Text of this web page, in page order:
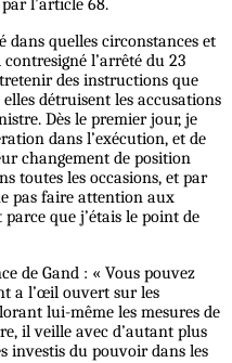
l’article 68.
dans quelles circonstances et
l’arrêté du 23
des instructions que
détruisent les accusations
Dès le premier jour, je
dans l’exécution, et de
changement de position
toutes les occasions, et par
pas faire attention aux
parce que j’étais le point de
de Gand : « Vous pouvez
a l’œil ouvert sur les
lui-même les mesures de
il veille avec d’autant plus
investis du pouvoir dans les